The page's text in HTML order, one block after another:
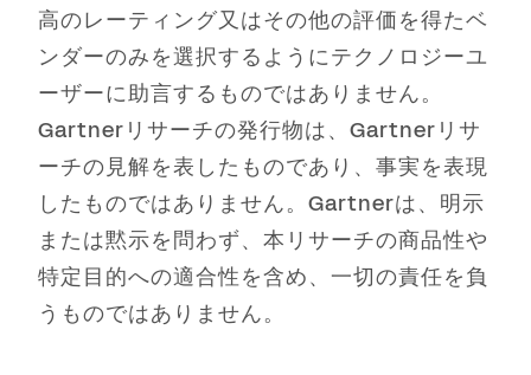
高のレーティング又はその他の評価を得たベ
ンダーのみを選択するようにテクノロジーユ
ーザーに助言するものではありません。
Gartnerリサーチの発行物は、Gartnerリサ
ーチの見解を表したものであり、事実を表現
したものではありません。Gartnerは、明示
または黙示を問わず、本リサーチの商品性や
特定目的への適合性を含め、一切の責任を負
うものではありません。